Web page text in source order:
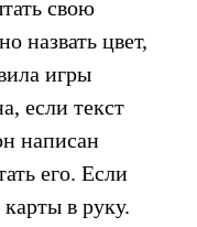
свою
назвать цвет,
игры
если текст
написан
его. Если
в руку.